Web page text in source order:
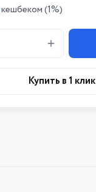
кешбеком(1%)
Купить в 1 клик